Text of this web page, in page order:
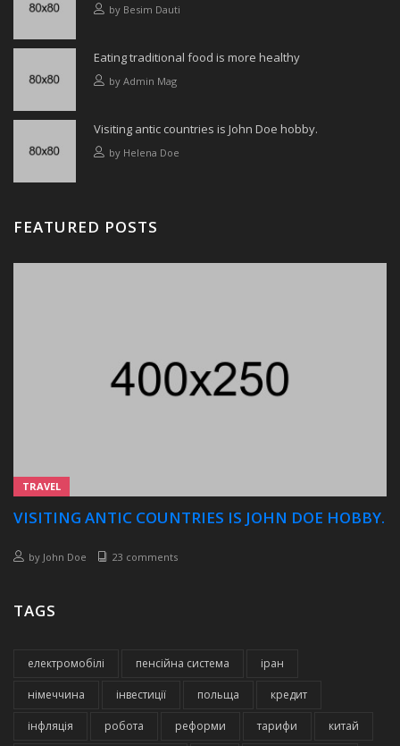
by Besim Dauti
Eating traditional food is more healthy
by Admin Mag
Visiting antic countries is John Doe hobby.
by Helena Doe
FEATURED POSTS
TRAVEL
VISITING ANTIC COUNTRIES IS JOHN DOE HOBBY.
by John Doe 23 comments
TAGS
електромобілі пенсійна система іран
німеччина інвестиції польща кредит
інфляція робота реформи тарифи китай